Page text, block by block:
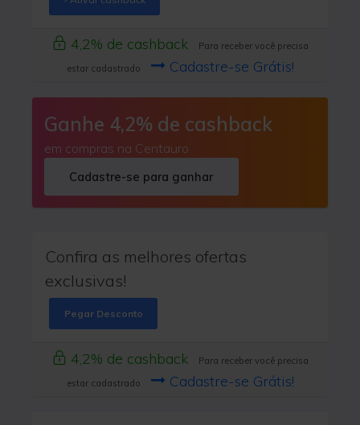
4,2% de cashback
Para receber você precisa
estar cadastrado
Cadastre-se Grátis!
Ganhe 4,2% de cashback
em compras na Centauro
Cadastre-se para ganhar
Confira as melhores ofertas
exclusivas!
Pegar Desconto
4,2% de cashback
Para receber você precisa
estar cadastrado
Cadastre-se Grátis!